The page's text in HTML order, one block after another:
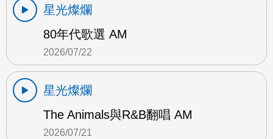
星光燦爛
80年代歌選 AM
2026/07/22
星光燦爛
The Animals與R&B翻唱 AM
2026/07/21